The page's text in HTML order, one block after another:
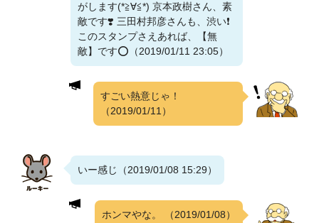
がします(*≧∀≦*) 京本政樹さん、素
敵です❣️ 三田村邦彦さんも、渋い❗
このスタンプさえあれば、【無
敵】です⭕（2019/01/11 23:05）
すごい熱意じゃ！
（2019/01/11）
いー感じ（2019/01/08 15:29）
ホンマやな。 （2019/01/08）